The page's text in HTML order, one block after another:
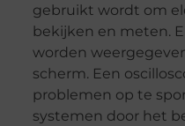
gebruikt wordt om
bekijken en meten.
worden
scherm. Een
problemen op te
systemen door het